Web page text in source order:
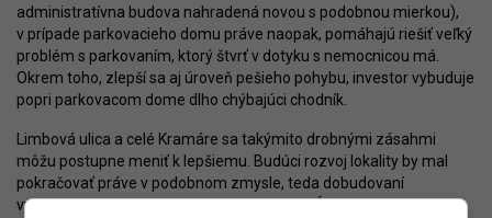
administratívna budova nahradená novou s podobnou mierkou),
v prípade parkovacieho domu práve naopak, pomáhajú riešiť veľký
problém s parkovaním, ktorý štvrť v dotyku s nemocnicou má.
Okrem toho, zlepší sa aj úroveň pešieho pohybu, investor vybuduje
popri parkovacom dome dlho chýbajúci chodník.
Limbová ulica a celé Kramáre sa takýmito drobnými zásahmi
môžu postupne meniť k lepšiemu. Budúci rozvoj lokality by mal
pokračovať práve v podobnom zmysle, teda dobudovaní
vybavenosti a polyfunkčných objektov pozdĺž hlavných ulíc